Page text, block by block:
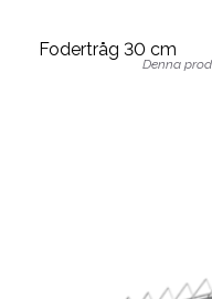
Fodertråg 30 cm
Denna